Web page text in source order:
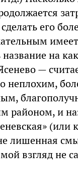
его
на
—
неплохим,
районом, и
(или
лишенная
взгляд не